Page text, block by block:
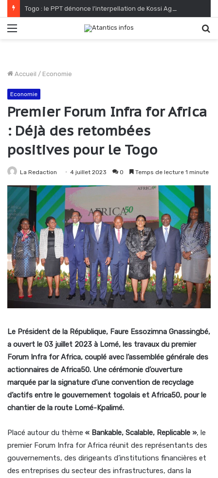
Accueil / Economie
Economie
Premier Forum Infra for Africa
: Déjà des retombées
positives pour le Togo
La Redaction 4 juillet 2023 0 Temps de lecture 1 minute
Le Président de la République, Faure Essozimna Gnassingbé,
a ouvert le 03 juillet 2023 à Lomé, les travaux du premier
Forum Infra for Africa, couplé avec l’assemblée générale des
actionnaires de Africa50. Une cérémonie d’ouverture
marquée par la signature d’une convention de recyclage
d’actifs entre le gouvernement togolais et Africa50, pour le
chantier de la route Lomé-Kpalimé.
Placé autour du thème « Bankable, Scalable, Replicable », le
premier Forum Infra for Africa réunit des représentants des
gouvernements, des dirigeants d’institutions financières et
des entreprises du secteur des infrastructures, dans la